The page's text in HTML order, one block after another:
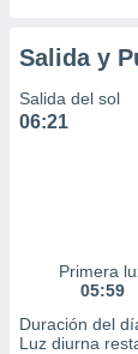
de
Salida y
Salida del sol
06:21
Primera
05:59
Duración del
Luz diurna